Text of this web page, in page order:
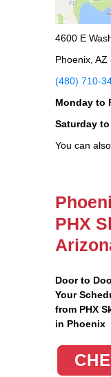
4600 E
Phoenix, AZ
(480) 710-
Monday to
Saturday
You can
PHX
Door to
Your
from PHX
in Phoenix